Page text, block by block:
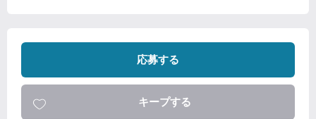
応募する
キープする